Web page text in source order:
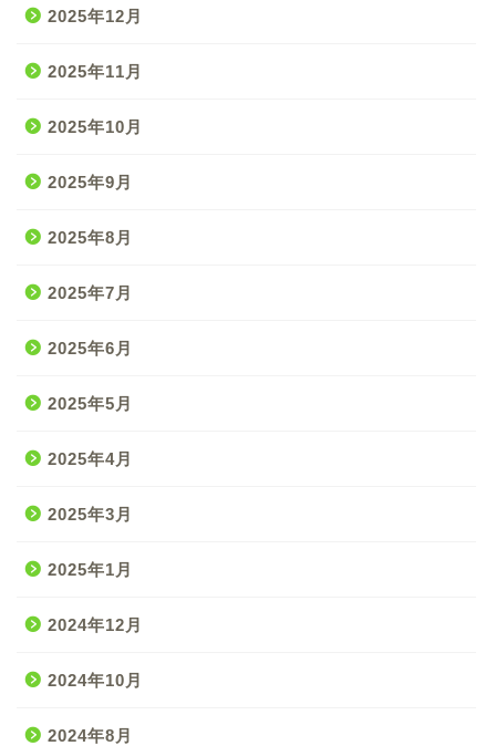
2025年12月
2025年11月
2025年10月
2025年9月
2025年8月
2025年7月
2025年6月
2025年5月
2025年4月
2025年3月
2025年1月
2024年12月
2024年10月
2024年8月